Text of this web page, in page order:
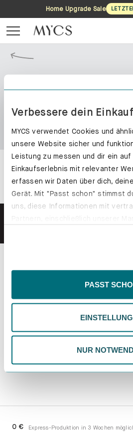
Verbessere dein
MYCS verwendet Cookies und
unsere Website sicher und
Leistung zu messen und dir ein
Einkaufserlebnis mit relevanter
erfassen wir Daten über dich,
Gerät. Mit "Passt schon" stimmst
uns, diese Informationen mit
der EU, beispielsweise in den
Inhalte eingeschränkt sein könnten.
deiner Präferenzen. Du kannst
ändern. Weitere Informationen
Datenschutzrichtlinie.
PASST
NUR
Home Upgrade Sale
0 € Express-Produktion in 3 Wochen